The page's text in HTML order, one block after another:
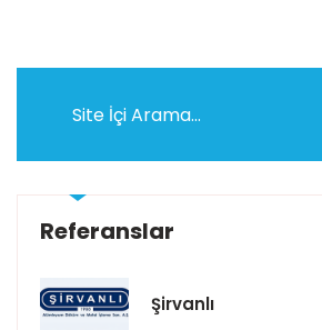
Referanslar
Şirvanlı